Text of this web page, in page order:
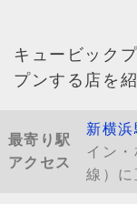
キュービック
プンする店を
最寄り駅
アクセス
新横浜
イン
線）に